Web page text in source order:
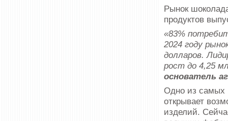
Рынок
продуктов
«83%
2024 году
долларов.
рост до 4,25
основатель
Одно из самых
открывает
изделий.